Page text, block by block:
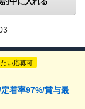
い応募可
着率97%/賞与最